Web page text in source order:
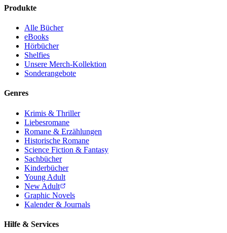
Produkte
Alle Bücher
eBooks
Hörbücher
Shelfies
Unsere Merch-Kollektion
Sonderangebote
Genres
Krimis & Thriller
Liebesromane
Romane & Erzählungen
Historische Romane
Science Fiction & Fantasy
Sachbücher
Kinderbücher
Young Adult
New Adult
Graphic Novels
Kalender & Journals
Hilfe & Services